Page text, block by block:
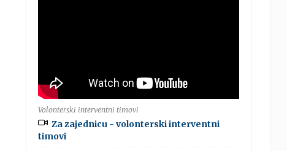
Volonterski interventni timovi
Za zajednicu - volonterski interventni
timovi